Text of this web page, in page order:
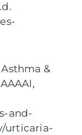
&
and-
urticaria-